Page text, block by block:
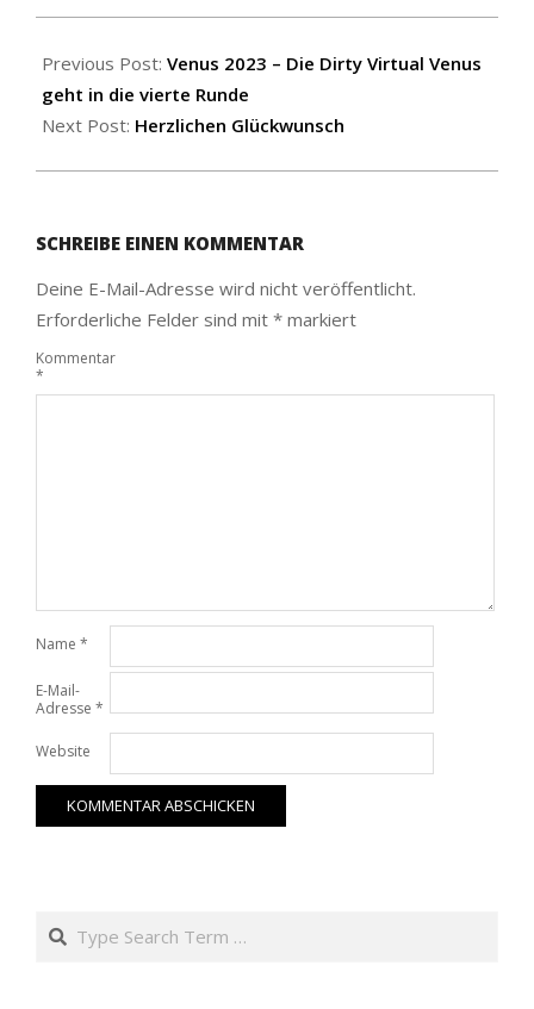
10-
13
Previous Post: Venus 2023 – Die Dirty Virtual Venus
geht in die vierte Runde
Next Post: Herzlichen Glückwunsch
SCHREIBE EINEN KOMMENTAR
Deine E-Mail-Adresse wird nicht veröffentlicht.
Erforderliche Felder sind mit * markiert
Kommentar
*
Name *
E-Mail-
Adresse *
Website
Search